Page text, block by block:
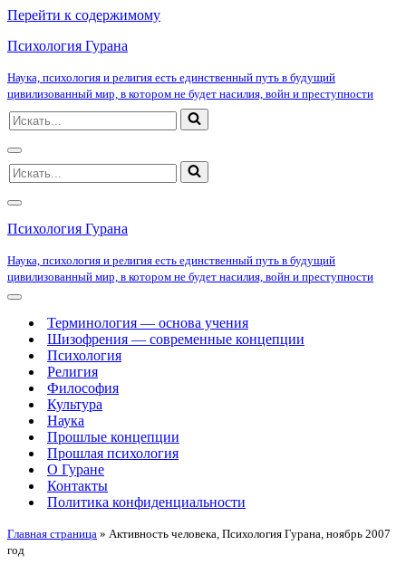
Перейти к содержимому
Психология Гурана
Наука, психология и религия есть единственный путь в будущий
цивилизованный мир, в котором не будет насилия, войн и преступности
Искать...
Меню
навигации
Искать...
Меню
навигации
Психология Гурана
Наука, психология и религия есть единственный путь в будущий
цивилизованный мир, в котором не будет насилия, войн и преступности
Меню
навигацииТерминология — основа учения
Шизофрения — современные концепции
Психология
Религия
Философия
Культура
Наука
Прошлые концепции
Прошлая психология
О Гуране
Контакты
Политика конфиденциальности
Главная страница » Активность человека, Психология Гурана, ноябрь 2007
год